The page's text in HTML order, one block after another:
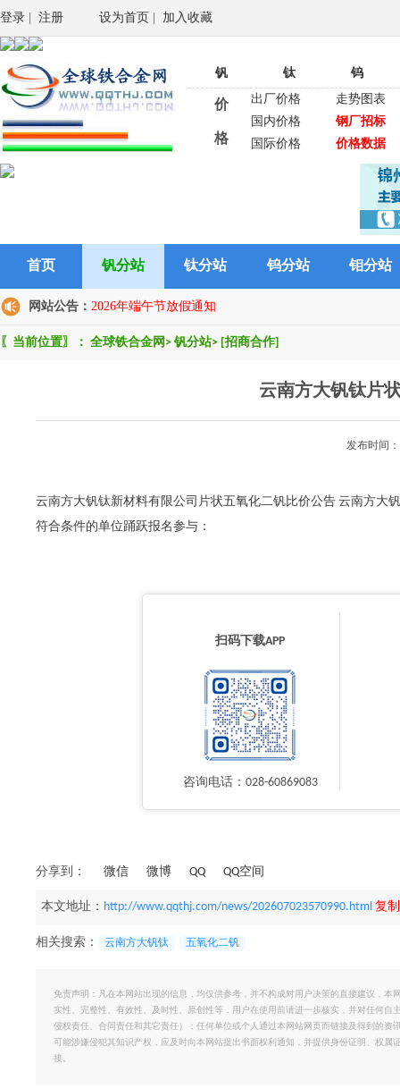
登录 注册 设为首页 加入收藏
钒 钛 钨
价
格
出厂价格
走势图表
国内价格
钢厂招标
国际价格
价格数据
首页 钒分站 钛分站 钨分站 钼分站
网站公告： 2026年端午节放假通知
〖当前位置〗： 全球铁合金网 > 钒分站> [招商合作]
云南方大钒钛片
发布时间
云南方大钒钛新材料有限公司片状五氧化二钒比价公告 云南方大
符合条件的单位踊跃报名参与：
扫码下载APP
咨询电话：028-60869083
分享到： 微信 微博 QQ QQ空间
本文地址： http://www.qqthj.com/news/202607023570990.html 复
相关搜索： 云南方大钒钛 五氧化二钒
免责声明：凡在本网站出现的信息，均仅供参考，并不构成对用户决策的直接建议，
实性、完整性、有效性、及时性、原创性等，用户在使用前请进一步核实，并对任何
侵权责任、合同责任和其它责任）；任何单位或个人通过本网站网页而链接及得到的
可能涉嫌侵犯其知识产权，应及时向本网站提出书面权利通知，并提供身份证明、权
接。